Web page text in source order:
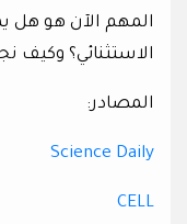
المهم الآن هو هل
الاستثنائي؟ وكيف
المصادر:
Science Daily
CELL